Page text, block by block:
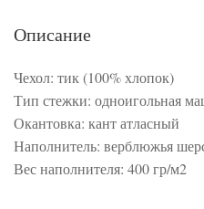
Описание
Чехол: тик (100% хлопок)
Тип стежки: одноигольная
Окантовка: кант атласный
Наполнитель: верблюжья
Вес наполнителя: 400 гр/м2